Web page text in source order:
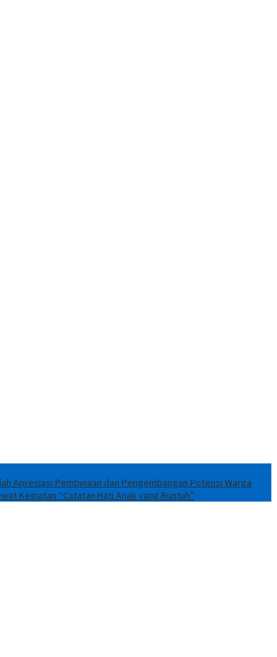
Apresiasi Pembinaan dan Pengembangan Potensi Warga
Kegiatan “Catatan Hati Anak yang Runtuh”